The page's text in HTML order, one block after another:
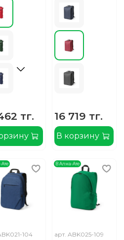
тг. 16 719 тг.
В корзину
104
В Алма-Ате
арт.ABK025-109